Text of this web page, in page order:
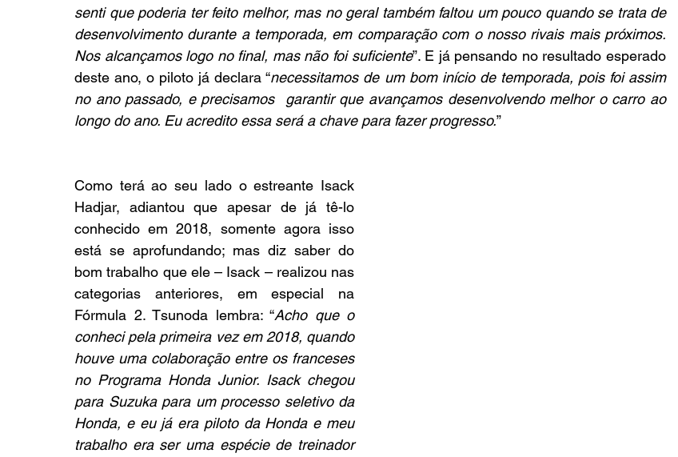
senti que poderia ter feito melhor, mas no geral também faltou um pouco quando se trata de
desenvolvimento durante a temporada, em comparação com o nosso rivais mais próximos.
Nos alcançamos logo no final, mas não foi suficiente”. E já pensando no resultado esperado
deste ano, o piloto já declara “necessitamos de um bom início de temporada, pois foi assim
no ano passado, e precisamos  garantir que avançamos desenvolvendo melhor o carro ao
longo do ano. Eu acredito essa será a chave para fazer progresso.”
Como terá ao seu lado o estreante Isack
Hadjar, adiantou que apesar de já tê-lo
conhecido em 2018, somente agora isso
está se aprofundando; mas diz saber do
bom trabalho que ele – Isack – realizou nas
categorias anteriores, em especial na
Fórmula 2. Tsunoda lembra: “Acho que o
conheci pela primeira vez em 2018, quando
houve uma colaboração entre os franceses
no Programa Honda Junior. Isack chegou
para Suzuka para um processo seletivo da
Honda, e eu já era piloto da Honda e meu
trabalho era ser uma espécie de treinador